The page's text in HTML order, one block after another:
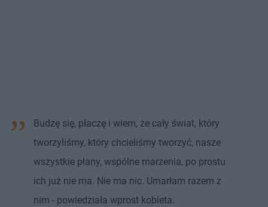
Budzę się, płaczę i wiem, że cały świat, który
tworzyliśmy, który chcieliśmy tworzyć, nasze
wszystkie plany, wspólne marzenia, po prostu
ich już nie ma. Nie ma nic. Umarłam razem z
nim - powiedziała wprost kobieta.